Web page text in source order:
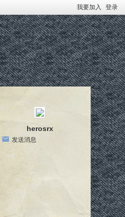
我要加入 登录
herosrx
发送消息